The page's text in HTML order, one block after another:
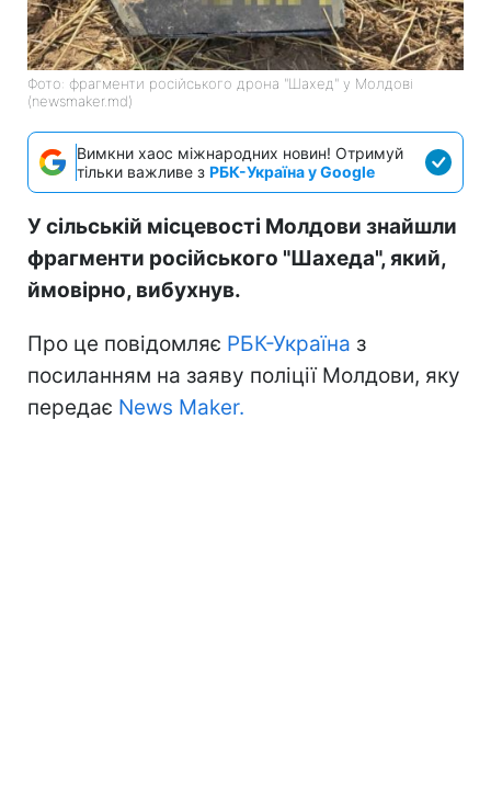
Фото: фрагменти російського дрона "Шахед" у Молдові
(newsmaker.md)
Вимкни хаос міжнародних новин! Отримуй
тільки важливе з РБК-Україна у Google
У сільській місцевості Молдови знайшли
фрагменти російського "Шахеда", який,
ймовірно, вибухнув.
Про це повідомляє РБК-Україна з
посиланням на заяву поліції Молдови, яку
передає News Maker.